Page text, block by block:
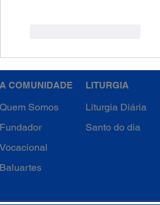
A COMUNIDADE
Quem Somos
Fundador
Vocacional
Baluartes
LITURGIA
Liturgia Diária
Santo do dia